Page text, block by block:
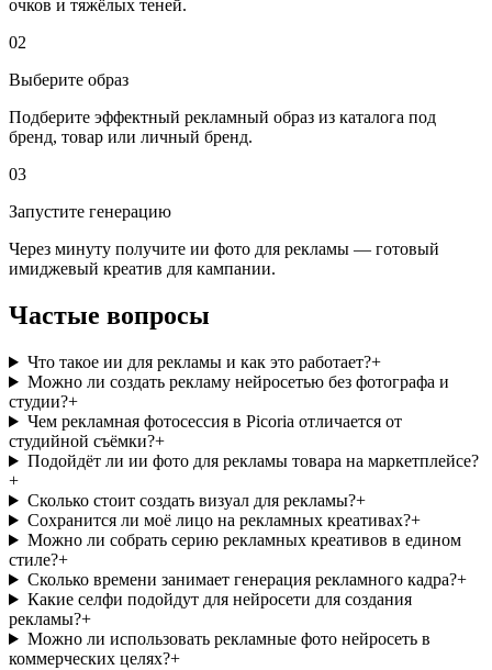
очков и тяжёлых теней.
02
Выберите образ
Подберите эффектный рекламный образ из каталога под
бренд, товар или личный бренд.
03
Запустите генерацию
Через минуту получите ии фото для рекламы — готовый
имиджевый креатив для кампании.
Частые вопросы
Что такое ии для рекламы и как это работает?+
Можно ли создать рекламу нейросетью без фотографа и
студии?+
Чем рекламная фотосессия в Picoria отличается от
студийной съёмки?+
Подойдёт ли ии фото для рекламы товара на маркетплейсе?
+
Сколько стоит создать визуал для рекламы?+
Сохранится ли моё лицо на рекламных креативах?+
Можно ли собрать серию рекламных креативов в едином
стиле?+
Сколько времени занимает генерация рекламного кадра?+
Какие селфи подойдут для нейросети для создания
рекламы?+
Можно ли использовать рекламные фото нейросеть в
коммерческих целях?+